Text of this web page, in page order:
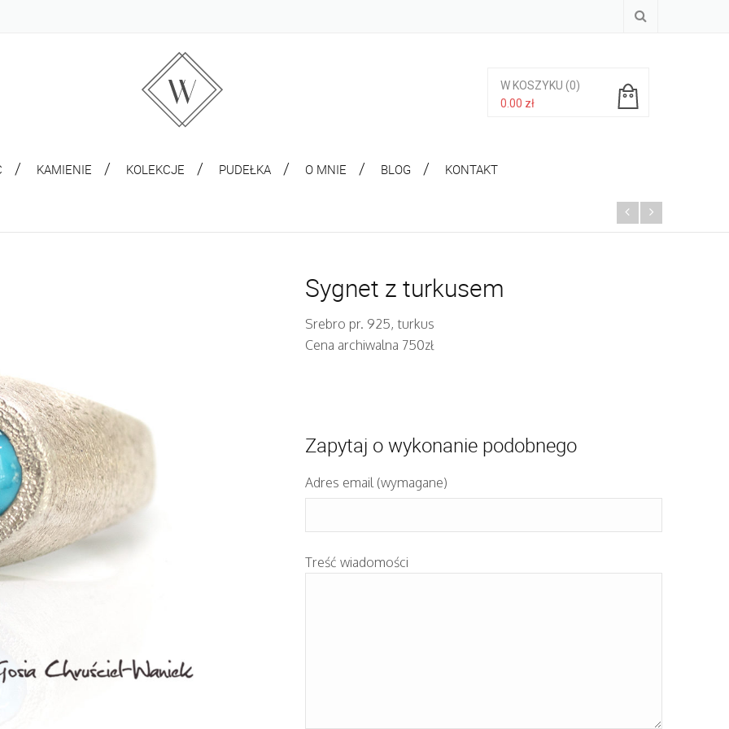
W KOSZYKU (0)
0.00 zł
KAMIENIE KOLEKCJE PUDEŁKA O MNIE BLOG KONTAKT
Sygnet z turkusem
Srebro pr. 925, turkus
Cena archiwalna 750zł
Zapytaj o wykonanie podobnego
Adres email (wymagane)
Treść wiadomości